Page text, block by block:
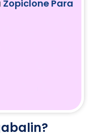
Zopiclone Para